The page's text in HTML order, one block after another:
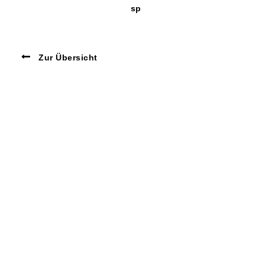
sp
Zur Übersicht